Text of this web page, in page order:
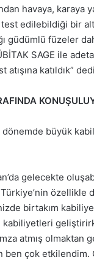
havaya, karaya
edilebildiği bir
güdümlü füzeler
SAGE ile
katıldık”
büyük
gelecekte
özellikle
birtakım
kabiliyetleri
atmış olmaktan
ben çok